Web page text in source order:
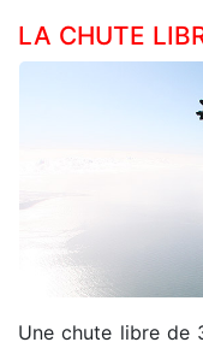
LA CHUTE
Une chute libre de